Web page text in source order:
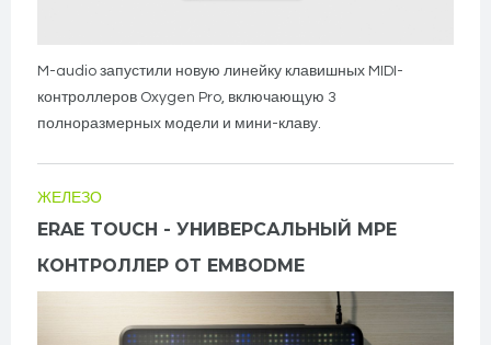
M-audio запустили новую линейку клавишных MIDI-
контроллеров Oxygen Pro, включающую 3
полноразмерных модели и мини-клаву.
ЖЕЛЕЗО
ERAE TOUCH - УНИВЕРСАЛЬНЫЙ MPE
КОНТРОЛЛЕР ОТ EMBODME